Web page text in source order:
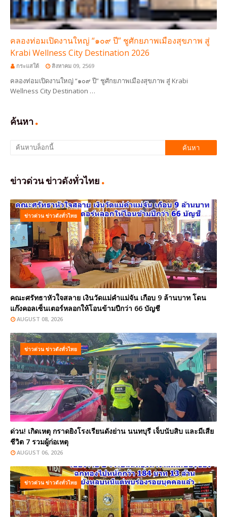
คลองท่อมเปิดงานใหญ่ “๑๐๙ ปี” ชูศักยภาพเมืองสุขภาพ สู่
Krabi Wellness City Destination 2026
กระแสใต้ สิงหาคม 09, 2569
คลองท่อมเปิดงานใหญ่ “๑๐๙ ปี” ชูศักยภาพเมืองสุขภาพ สู่ Krabi
Wellness City Destination …
ค้นหา
ข่าวด่วน ข่าวดังทั่วไทย
ข่าวด่วน ข่าวดังทั่วไทย
คณะศรัทธาหัวใจสลาย เงินวัดแม่คำแม่จัน เกือบ 9 ล้านบาท โดน
แก๊งคอลเซ็นเตอร์หลอกให้โอนข้ามปีกว่า 66 บัญชี
AUGUST 08, 2026
ข่าวด่วน ข่าวดังทั่วไทย
ด่วน! เกิดเหตุ กราดยิงโรงเรียนดังย่าน นนทบุรี เจ็บนับสิบ และมีเสีย
ชีวิต 7 รวมผู้ก่อเหตุ
AUGUST 06, 2026
ข่าวด่วน ข่าวดังทั่วไทย